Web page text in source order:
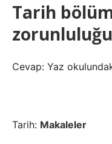
Tarih
Cevap: Yaz
Tarih: Makaleler